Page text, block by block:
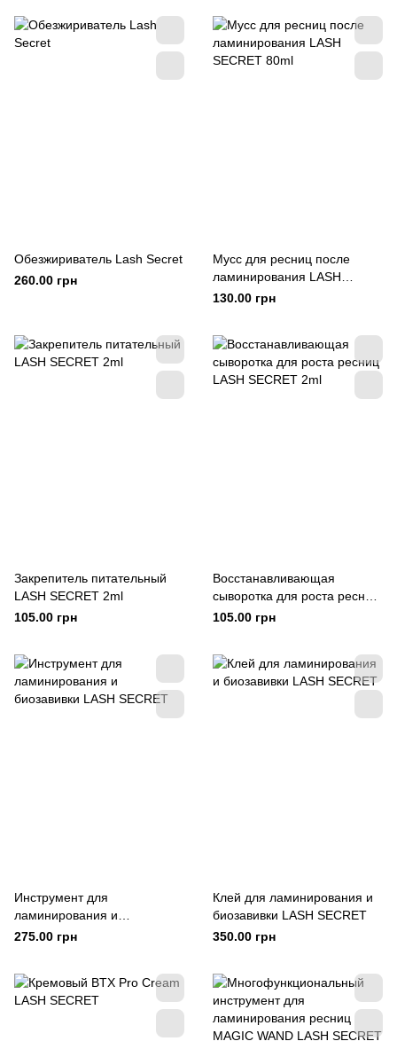
Обезжириватель Lash Secret
260.00 грн
Мусс для ресниц после
ламинирования LASH
SECRET 80ml
130.00 грн
Закрепитель питательный
LASH SECRET 2ml
105.00 грн
Восстанавливающая
сыворотка для роста ресниц
LASH SECRET 2ml
105.00 грн
Инструмент для
ламинирования и
биозавивки LASH SECRET
275.00 грн
Клей для ламинирования и
биозавивки LASH SECRET
350.00 грн